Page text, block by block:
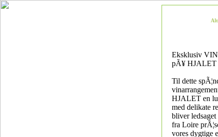
Eksklusiv
pÃ¥ HJALET
Til dette
HJALET en
med delikate
bliver
fra Loire
vores dygtige